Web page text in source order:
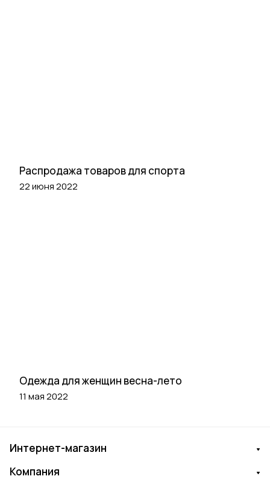
Распродажа товаров для спорта
22 июня 2022
Одежда для женщин весна-лето
11 мая 2022
Интернет-магазин
Компания